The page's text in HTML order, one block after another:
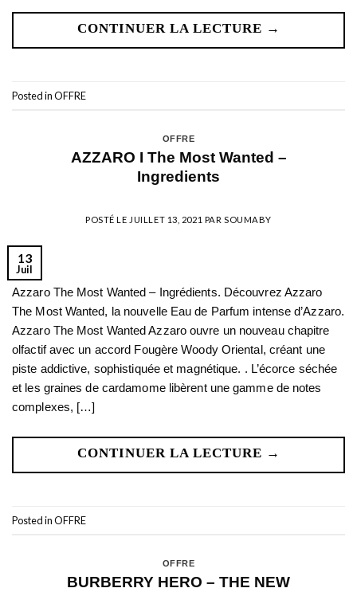
CONTINUER LA LECTURE →
Posted inOFFRE
OFFRE
AZZARO I The Most Wanted –
Ingredients
POSTÉ LE JUILLET 13, 2021 PAR SOUMABY
13
Juil
Azzaro The Most Wanted – Ingrédients. Découvrez Azzaro
The Most Wanted, la nouvelle Eau de Parfum intense d’Azzaro.
Azzaro The Most Wanted Azzaro ouvre un nouveau chapitre
olfactif avec un accord Fougère Woody Oriental, créant une
piste addictive, sophistiquée et magnétique. . L’écorce séchée
et les graines de cardamome libèrent une gamme de notes
complexes, […]
CONTINUER LA LECTURE →
Posted inOFFRE
OFFRE
BURBERRY HERO – THE NEW